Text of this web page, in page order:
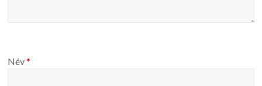
Név*